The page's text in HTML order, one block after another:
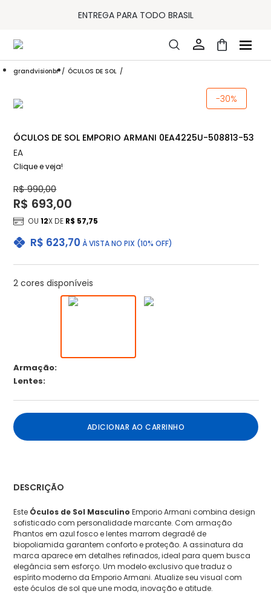
ENTREGA PARA TODO BRASIL
32% OFF NO COMBO - CONS. REG.
FRETE GRÁTIS EM TODO O SITE
15% OFF NA PRIMEIRA COMPRA (CONSULTE REGULAMENTO)
grandvisionbr ÓCULOS DE SOL
-30%
ÓCULOS DE SOL EMPORIO ARMANI 0EA4225U-508813-53
EA
Clique e veja!
R$ 623,70 À VISTA NO PIX (10% OFF)
R$ 990,00
R$ 693,00
OU12X DE R$ 57,75
2 cores disponíveis
Armação:
Lentes:
ADICIONAR AO CARRINHO
DESCRIÇÃO
Este Óculos de Sol Masculino Emporio Armani combina design
sofisticado com personalidade marcante. Com armação
Phantos em azul fosco e lentes marrom degradê de
biopoliamida garantem conforto e proteção. A assinatura da
marca aparece em detalhes refinados, ideal para quem busca
elegância sem esforço. Um modelo exclusivo que traduz o
espírito moderno da Emporio Armani. Atualize seu visual com
este óculos de sol que une moda, inovação e atitude.